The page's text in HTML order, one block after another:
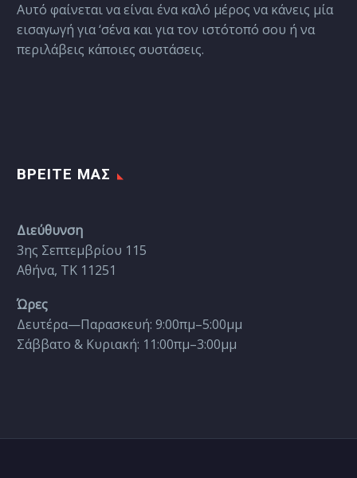
Αυτό φαίνεται να είναι ένα καλό μέρος να κάνεις μία
εισαγωγή για ‘σένα και για τον ιστότοπό σου ή να
περιλάβεις κάποιες συστάσεις.
ΒΡΕΊΤΕ ΜΑΣ
Διεύθυνση
3ης Σεπτεμβρίου 115
Αθήνα, ΤΚ 11251
Ώρες
Δευτέρα—Παρασκευή: 9:00πμ–5:00μμ
Σάββατο & Κυριακή: 11:00πμ–3:00μμ